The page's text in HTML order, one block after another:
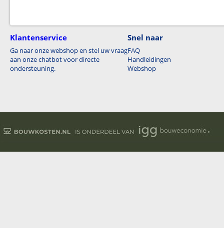
Klantenservice
Ga naar onze webshop en stel uw vraag
aan onze chatbot voor directe
ondersteuning.
Snel naar
FAQ
Handleidingen
Webshop